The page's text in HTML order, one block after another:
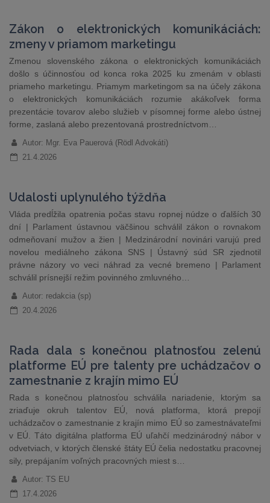
Zákon o elektronických komunikáciách:
zmeny v priamom marketingu
Zmenou slovenského zákona o elektronických komunikáciách
došlo s účinnosťou od konca roka 2025 ku zmenám v oblasti
priameho marketingu. Priamym marketingom sa na účely zákona
o elektronických komunikáciách rozumie akákoľvek forma
prezentácie tovarov alebo služieb v písomnej forme alebo ústnej
forme, zaslaná alebo prezentovaná prostredníctvom…
Autor: Mgr. Eva Pauerová (Rödl Advokáti)
21.4.2026
Udalosti uplynulého týždňa
Vláda predĺžila opatrenia počas stavu ropnej núdze o ďalších 30
dní | Parlament ústavnou väčšinou schválil zákon o rovnakom
odmeňovaní mužov a žien | Medzinárodní novinári varujú pred
novelou mediálneho zákona SNS | Ústavný súd SR zjednotil
právne názory vo veci náhrad za vecné bremeno | Parlament
schválil prísnejší režim povinného zmluvného…
Autor: redakcia (sp)
20.4.2026
Rada dala s konečnou platnosťou zelenú
platforme EÚ pre talenty pre uchádzačov o
zamestnanie z krajín mimo EÚ
Rada s konečnou platnosťou schválila nariadenie, ktorým sa
zriaďuje okruh talentov EÚ, nová platforma, ktorá prepojí
uchádzačov o zamestnanie z krajín mimo EÚ so zamestnávateľmi
v EÚ. Táto digitálna platforma EÚ uľahčí medzinárodný nábor v
odvetviach, v ktorých členské štáty EÚ čelia nedostatku pracovnej
sily, prepájaním voľných pracovných miest s…
Autor: TS EU
17.4.2026